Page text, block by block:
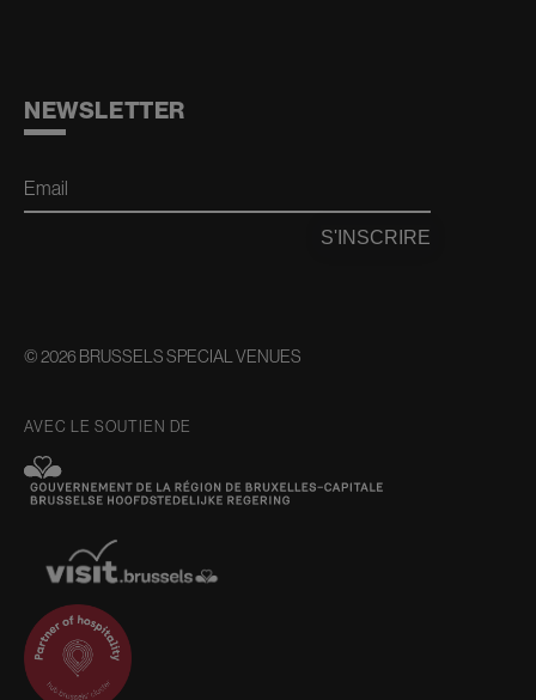
NEWSLETTER
Email
S'INSCRIRE
© 2026 BRUSSELS SPECIAL VENUES
AVEC LE SOUTIEN DE